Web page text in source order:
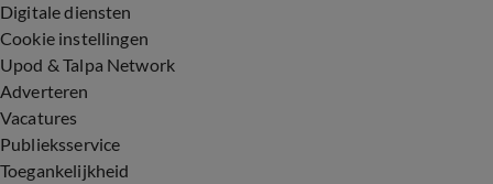
Digitale diensten
Cookie instellingen
Upod & Talpa Network
Adverteren
Vacatures
Publieksservice
Toegankelijkheid